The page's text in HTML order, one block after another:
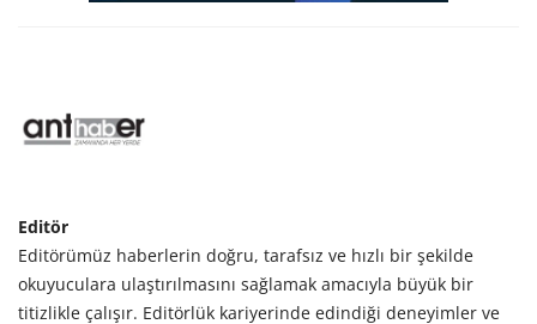
Editör
Editörümüz haberlerin doğru, tarafsız ve hızlı bir şekilde
okuyuculara ulaştırılmasını sağlamak amacıyla büyük bir
titizlikle çalışır. Editörlük kariyerinde edindiği deneyimler ve